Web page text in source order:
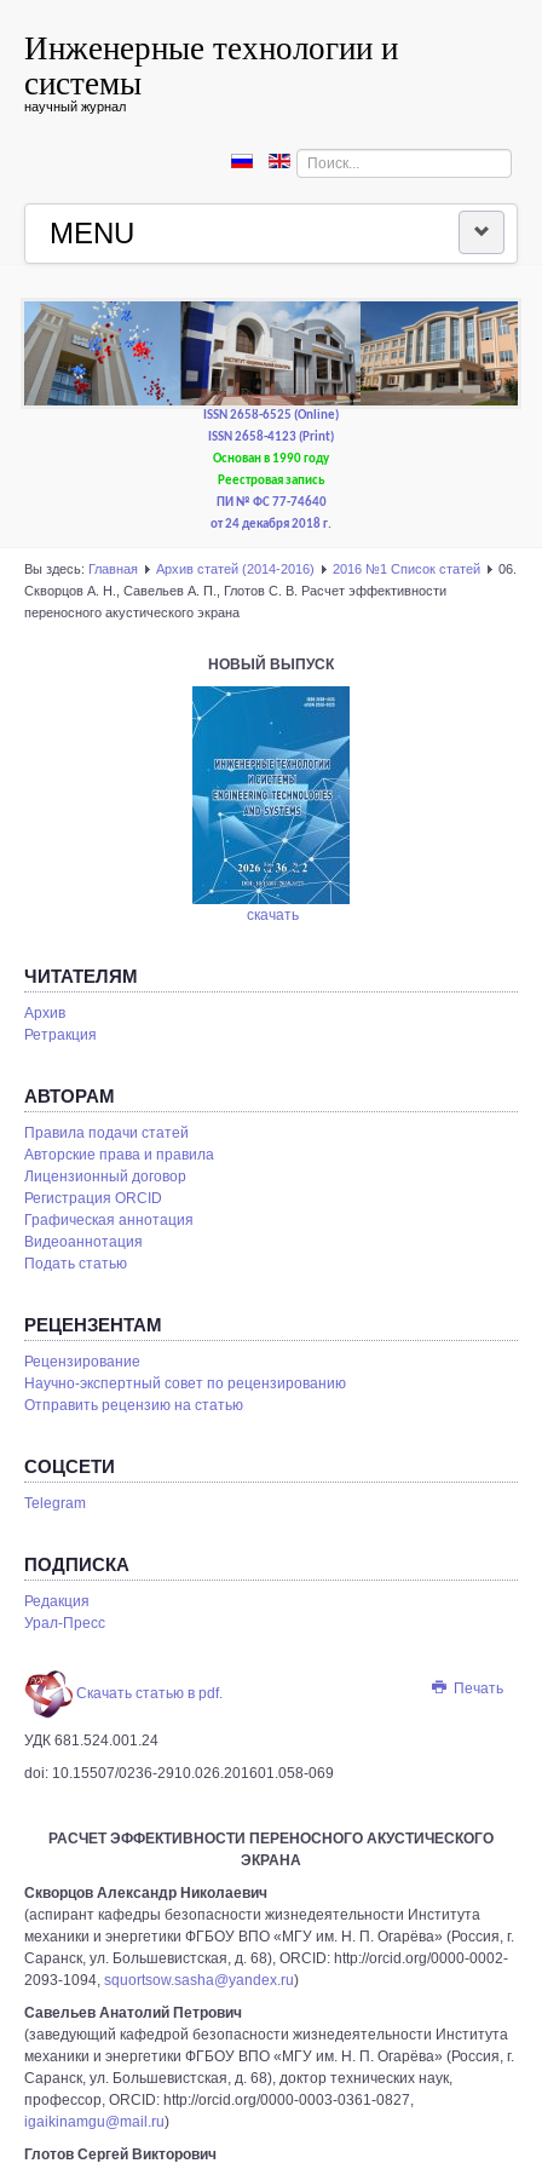
Инженерные технологии и
системы
научный журнал
Искать...
MENU
РЕДКОЛЛЕГИЯ
РЕДАКЦИОННАЯ ПОЛИТИКА И ЭТИКА
ISSN 2658-6525 (Online)
ISSN 2658-4123 (Print)
Основан в 1990 году
Реестровая запись
ПИ № ФС 77-74640
от 24 декабря 2018 г.
Вы здесь: Главная Архив статей (2014-2016) 2016 №1 Список статей
06.
Скворцов А. Н., Савельев А. П., Глотов С. В. Расчет эффективности
переносного акустического экрана
НОВЫЙ ВЫПУСК
скачать
ЧИТАТЕЛЯМ
Архив
Ретракция
АВТОРАМ
Правила подачи статей
Авторские права и правила
Лицензионный договор
Регистрация ORCID
Графическая аннотация
Видеоаннотация
Подать статью
РЕЦЕНЗЕНТАМ
Рецензирование
Научно-экспертный совет по рецензированию
Отправить рецензию на статью
СОЦСЕТИ
Telegram
ПОДПИСКА
Редакция
Урал-Пресс
Печать
Скачать статью в pdf.
УДК 681.524.001.24
doi: 10.15507/0236-2910.026.201601.058-069
РАСЧЕТ ЭФФЕКТИВНОСТИ ПЕРЕНОСНОГО АКУСТИЧЕСКОГО
ЭКРАНА
Скворцов Александр Николаевич
(аспирант кафедры безопасности жизнедеятельности Института
механики и энергетики ФГБОУ ВПО «МГУ им. Н. П. Огарёва» (Россия, г.
Саранск, ул. Большевистская, д. 68), ORCID: http://orcid.org/0000-0002-
2093-1094, squortsow.sasha@yandex.ru)
Савельев Анатолий Петрович
(заведующий кафедрой безопасности жизнедеятельности Института
механики и энергетики ФГБОУ ВПО «МГУ им. Н. П. Огарёва» (Россия, г.
Саранск, ул. Большевистская, д. 68), доктор технических наук,
профессор, ORCID: http://orcid.org/0000-0003-0361-0827,
igaikinamgu@mail.ru)
Глотов Сергей Викторович